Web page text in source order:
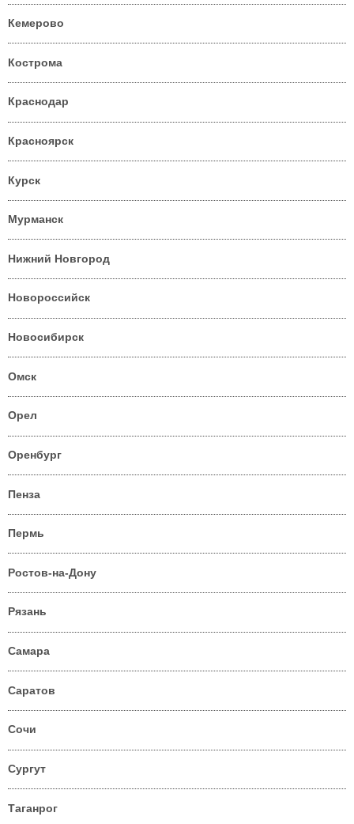
Кемерово
Кострома
Краснодар
Красноярск
Курск
Мурманск
Нижний Новгород
Новороссийск
Новосибирск
Омск
Орел
Оренбург
Пенза
Пермь
Ростов-на-Дону
Рязань
Самара
Саратов
Сочи
Сургут
Таганрог